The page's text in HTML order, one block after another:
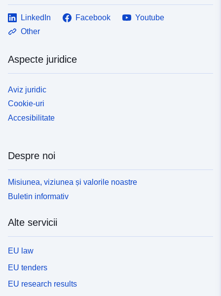
LinkedIn Facebook
Youtube
Other
Aspecte juridice
Aviz juridic
Cookie-uri
Accesibilitate
Despre noi
Misiunea, viziunea și valorile noastre
Buletin informativ
Alte servicii
EU law
EU tenders
EU research results